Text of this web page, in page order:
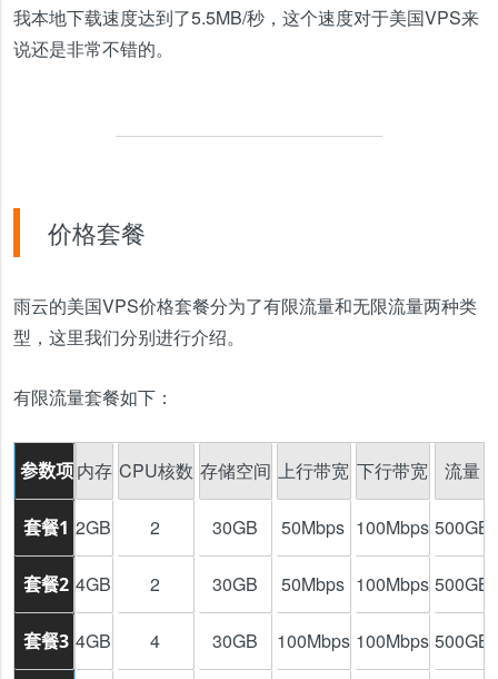
我本地下载速度达到了5.5MB/秒，这个速度对于美国VPS来
说还是非常不错的。
价格套餐
雨云的美国VPS价格套餐分为了有限流量和无限流量两种类
型，这里我们分别进行介绍。
有限流量套餐如下：
参数项
套餐1
套餐2
套餐3
内存
2GB
4GB
4GB
CPU核数
2
2
4
存储空间
30GB
30GB
30GB
上行带宽
50Mbps
50Mbps
100Mbps
下行带宽
100Mbps
100Mbps
100Mbps
流量
500GB
500GB
500GB